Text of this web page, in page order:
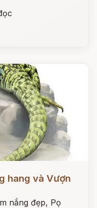
hang và Vượn
nắng đẹp, Pọ